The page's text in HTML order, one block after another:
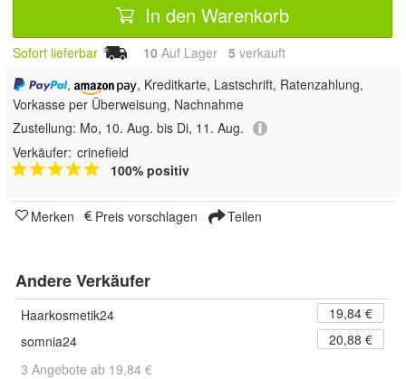
In den Warenkorb
Sofort lieferbar 10 Auf Lager 5 verkauft
,
, Kreditkarte, Lastschrift, Ratenzahlung,
Vorkasse per Überweisung, Nachnahme
Zustellung: Mo, 10. Aug. bis Di, 11. Aug.
Verkäufer: crinefield
100% positiv
Merken Preis vorschlagen Teilen
Andere Verkäufer
Haarkosmetik24
19,84 €
somnia24
20,88 €
3 Angebote ab 19,84 €